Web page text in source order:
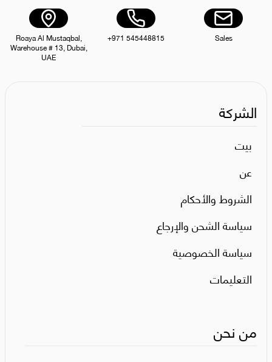
Sales
+971 545448815
Roaya Al Mustaqbal,
Warehouse # 13, Dubai,
UAE
الشركة
بيت
عن
الشروط والأحكام
سياسة الشحن والإرجاع
سياسة الخصوصية
التعليمات
من نحن